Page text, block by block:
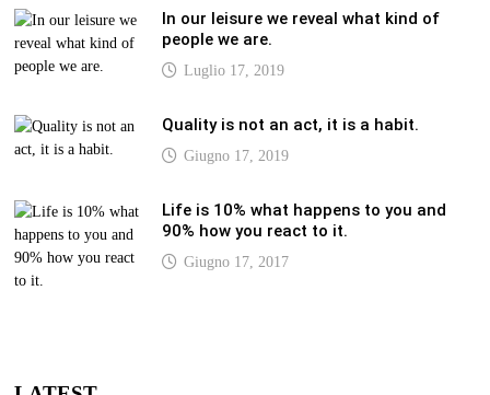
In our leisure we reveal what kind of
people we are.
Luglio 17, 2019
Quality is not an act, it is a habit.
Giugno 17, 2019
Life is 10% what happens to you and
90% how you react to it.
Giugno 17, 2017